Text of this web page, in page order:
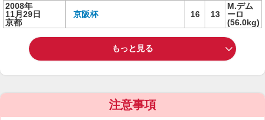
2008年
11月29日
京都
京阪杯 16 13
M.デム
ーロ
(56.0kg)
もっと見る
注意事項